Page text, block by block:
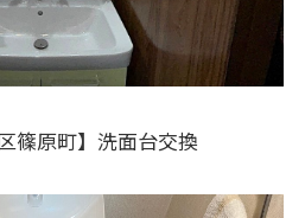
篠原町】洗面台交換